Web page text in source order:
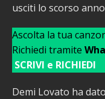
usciti lo scorso
Ascolta la tua
Richiedi tramite
SCRIVI e RICHIEDI
Demi Lovato ha